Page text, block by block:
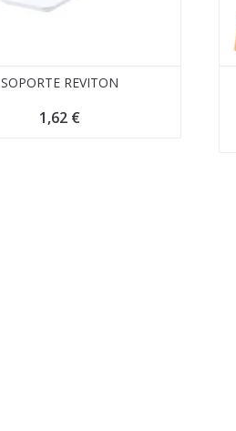
SOPORTE REVITON
1,62 €